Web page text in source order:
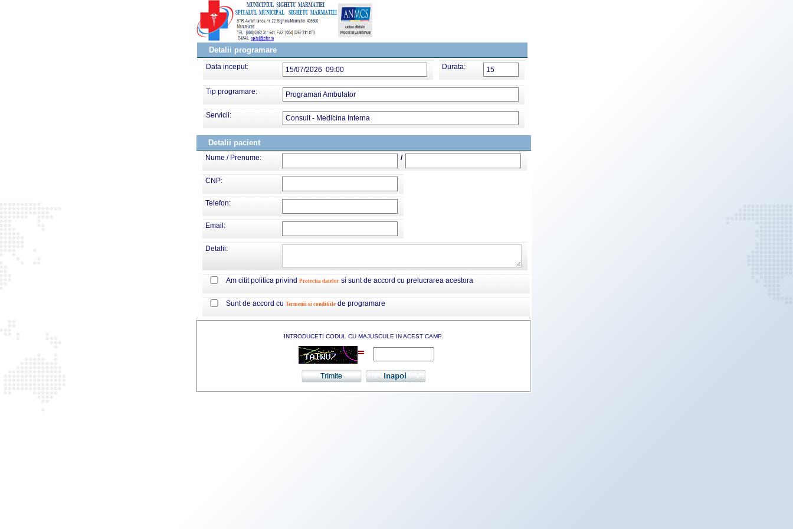
Detalii programare
Data inceput: 15/07/2026 09:00 Durata: 15
Tip programare: Programari Ambulator
Servicii: Consult - Medicina Interna
Detalii pacient
Nume / Prenume: /
CNP:
Telefon:
Email:
Detalii:
Am citit politica privind Protectia datelor si sunt de accord cu prelucrarea acestora
Sunt de accord cu Termenii si conditiile de programare
INTRODUCETI CODUL CU MAJUSCULE IN ACEST CAMP.
=